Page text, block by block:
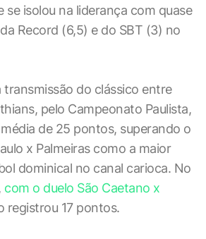
se isolou na liderança com quase
Record (6,5) e do SBT (3) no
transmissão do clássico entre
pelo Campeonato Paulista,
de 25 pontos, superando o
x Palmeiras como a maior
dominical no canal carioca. No
com o duelo São Caetano x
registrou 17 pontos.